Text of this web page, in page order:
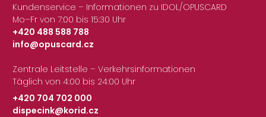
Kundenservice – Informationen zu IDOL/OPUSCARD
Mo–Fr von 7:00 bis 15:30 Uhr
+420 488 588 788
|
info@opuscard.cz
Zentrale Leitstelle – Verkehrsinformationen
Täglich von 4:00 bis 24:00 Uhr
+420 704 702 000
|
dispecink@korid.cz